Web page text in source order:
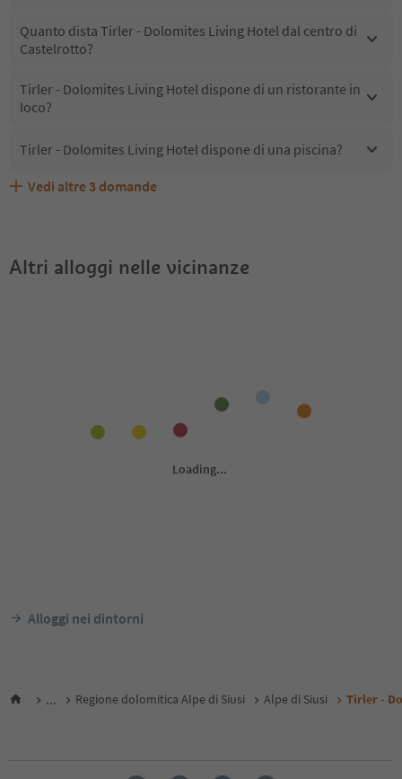
Quanto dista Tirler - Dolomites Living Hotel dal centro di
Castelrotto?
Tirler - Dolomites Living Hotel dispone di un ristorante in
loco?
Tirler - Dolomites Living Hotel dispone di una piscina?
Tirler - Dolomites Living Hotel accetta animali domestici?
Quali servizi/attività sono disponibili presso Tirler -
Gli ospiti di Tirler - Dolomites Living Hotel ricevono l'Alto
Vedi altre 3 domande
Altri alloggi nelle vicinanze
Alloggi nei dintorni
... Regione dolomitica Alpe di Siusi Alpe di Siusi Tirler -